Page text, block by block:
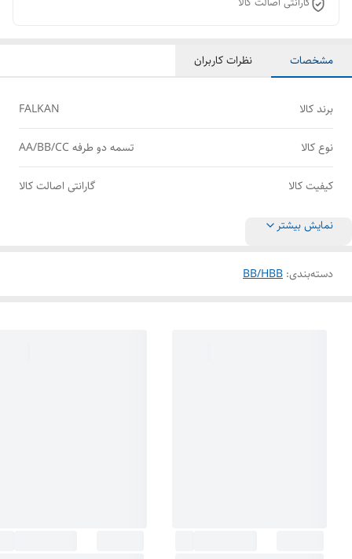
مشخصات نظرات کاربران
برند کالا FALKAN
نوع کالا تسمه دو طرفه AA/BB/CC
کیفیت کالا گارانتی اصالت کالا
نمایش بیشتر
دسته‌بندی:
BB/HBB